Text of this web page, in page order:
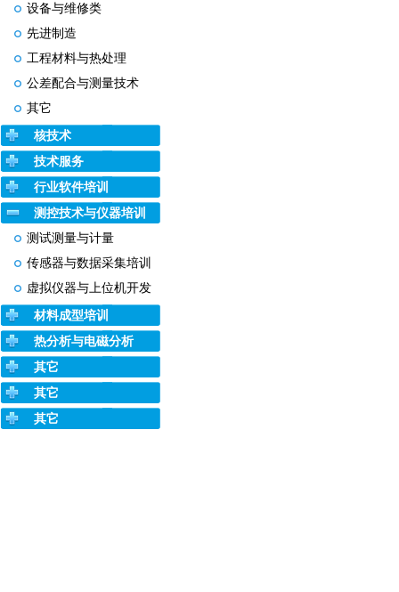
设备与维修类
先进制造
工程材料与热处理
公差配合与测量技术
其它
核技术
技术服务
行业软件培训
测控技术与仪器培训
测试测量与计量
传感器与数据采集培训
虚拟仪器与上位机开发
材料成型培训
热分析与电磁分析
其它
其它
其它